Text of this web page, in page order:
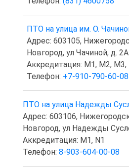
ПТО на улица им. О.
Адрес: 603105,
Новгород, ул Чачиной, д. 2А
Аккредитация: M1, M2, M3,
Телефон: +7-910-790-60-08
ПТО на улица Надежды
Адрес: 603106,
Новгород, ул Надежды
Аккредитация: M1, N1
Телефон: 8-903-604-00-08